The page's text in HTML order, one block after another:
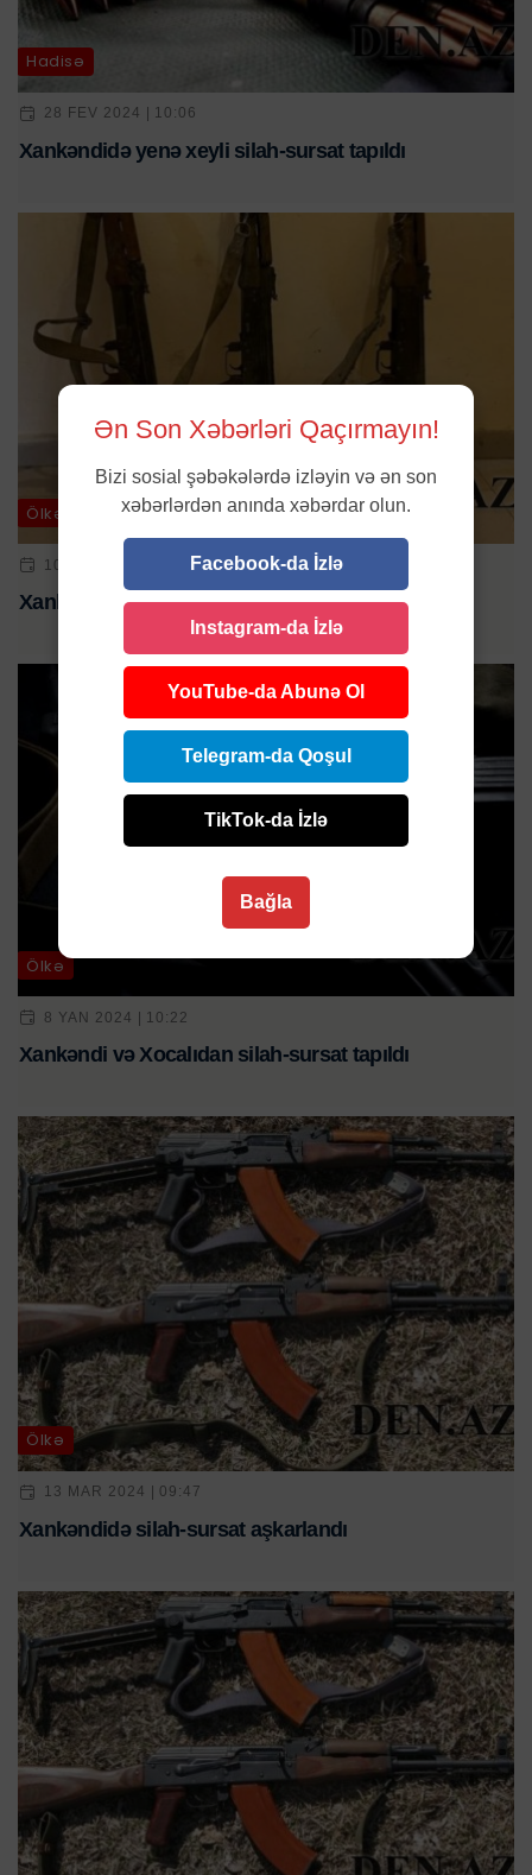
Hadisə
28 FEV 2024 | 10:06
Xankəndidə yenə xeyli silah-sursat tapıldı
Ölkə
10 YAN 2024 | 10:03
Xankəndidə silah-sursat aşkarlandı
Ölkə
8 YAN 2024 | 10:22
Xankəndi və Xocalıdan silah-sursat tapıldı
Ölkə
13 MAR 2024 | 09:47
Xankəndidə silah-sursat aşkarlandı
Ən Son Xəbərləri Qaçırmayın!
Bizi sosial şəbəkələrdə izləyin və ən son
xəbərlərdən anında xəbərdar olun.
Facebook-da İzlə
Instagram-da İzlə
YouTube-da Abunə Ol
Telegram-da Qoşul
TikTok-da İzlə
Bağla